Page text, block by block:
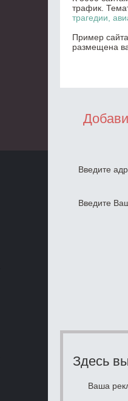
трафик.
трагедии,
Пример
размещена
Введите
Здесь
Ваша